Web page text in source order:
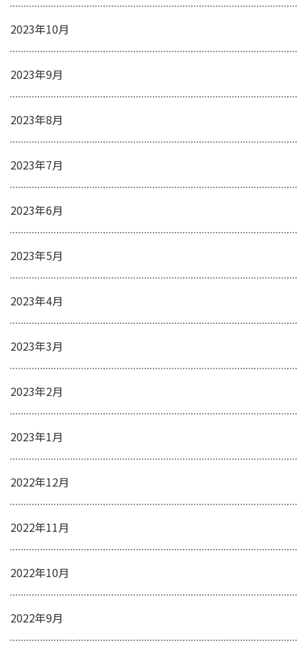
2023年10月
2023年9月
2023年8月
2023年7月
2023年6月
2023年5月
2023年4月
2023年3月
2023年2月
2023年1月
2022年12月
2022年11月
2022年10月
2022年9月